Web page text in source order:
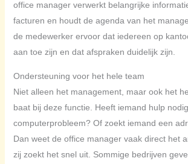
office manager verwerkt belangrijke
facturen en houdt de agenda van het
de medewerker ervoor dat iedereen op
aan toe zijn en dat afspraken duidelijk zijn.
Ondersteuning voor het hele team
Niet alleen het management, maar ook het
baat bij deze functie. Heeft iemand hulp
computerprobleem? Of zoekt iemand een
Dan weet de office manager vaak direct het
zij zoekt het snel uit. Sommige bedrijven